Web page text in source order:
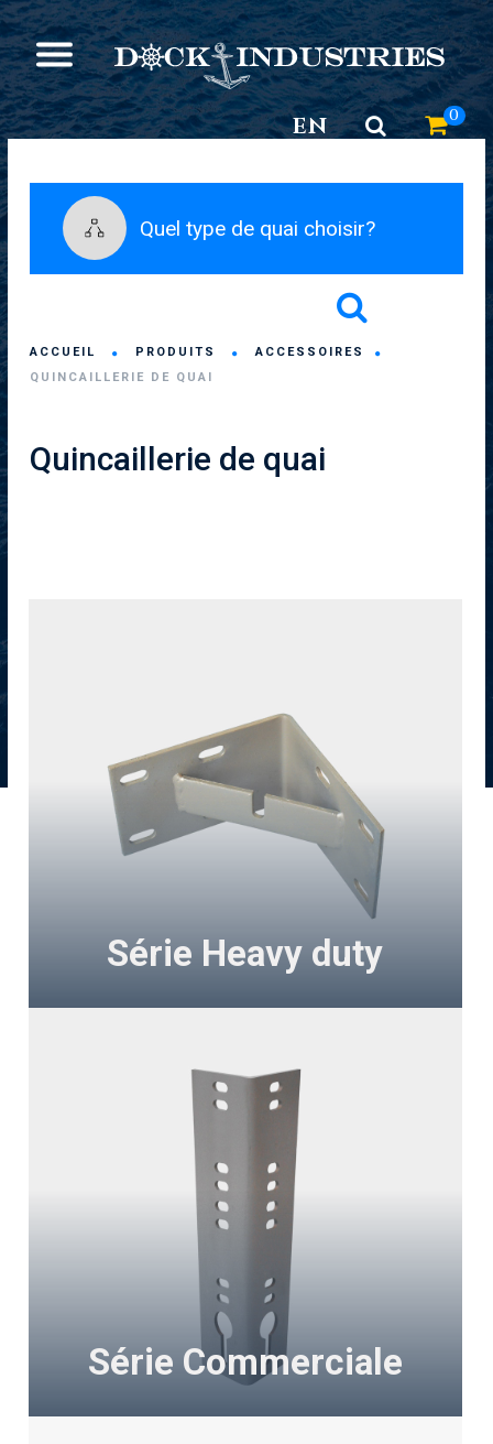
EN 0
Quel type de quai choisir?
ACCUEIL PRODUITS
ACCESSOIRES
QUINCAILLERIE DE QUAI
Quincaillerie de quai
Série Heavy duty
Série Commerciale